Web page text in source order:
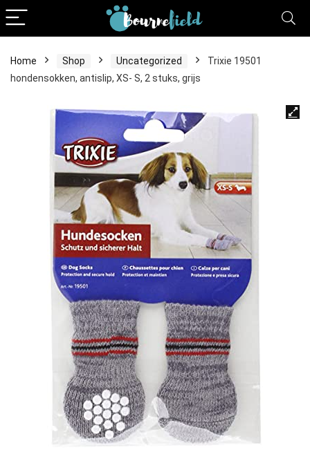
Home Shop Uncategorized
Trixie 19501
hondensokken, antislip, XS- S, 2 stuks, grijs